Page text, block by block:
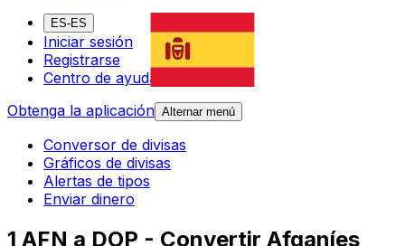
ES-ES
Iniciar sesión
Registrarse
Centro de ayuda
Obtenga la aplicación Alternar menú
Conversor de divisas
Gráficos de divisas
Alertas de tipos
Enviar dinero
1 AFN a DOP - Convertir Afganíes